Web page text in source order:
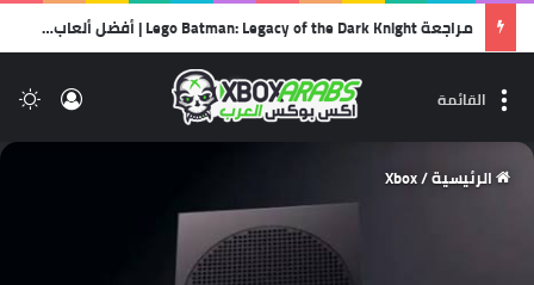
مراجعة Lego Batman: Legacy of the Dark Knight | أفضل ألعاب الليجو… وأجمل رسالة حب لشخصية باتمان!
القائمة
الرئيسية/
Xbox